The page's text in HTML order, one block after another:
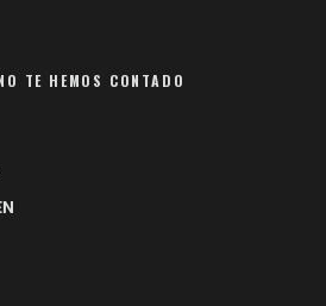
TE HEMOS CONTADO